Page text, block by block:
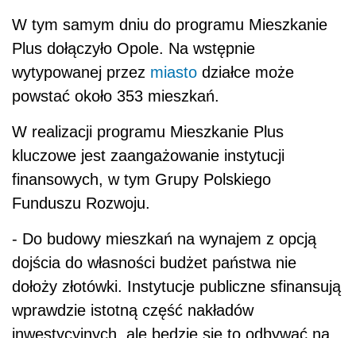
W tym samym dniu do programu Mieszkanie
Plus dołączyło Opole. Na wstępnie
wytypowanej przez miasto działce może
powstać około 353 mieszkań.
W realizacji programu Mieszkanie Plus
kluczowe jest zaangażowanie instytucji
finansowych, w tym Grupy Polskiego
Funduszu Rozwoju.
- Do budowy mieszkań na wynajem z opcją
dojścia do własności budżet państwa nie
dołoży złotówki. Instytucje publiczne sfinansują
wprawdzie istotną część nakładów
inwestycyjnych, ale będzie się to odbywać na